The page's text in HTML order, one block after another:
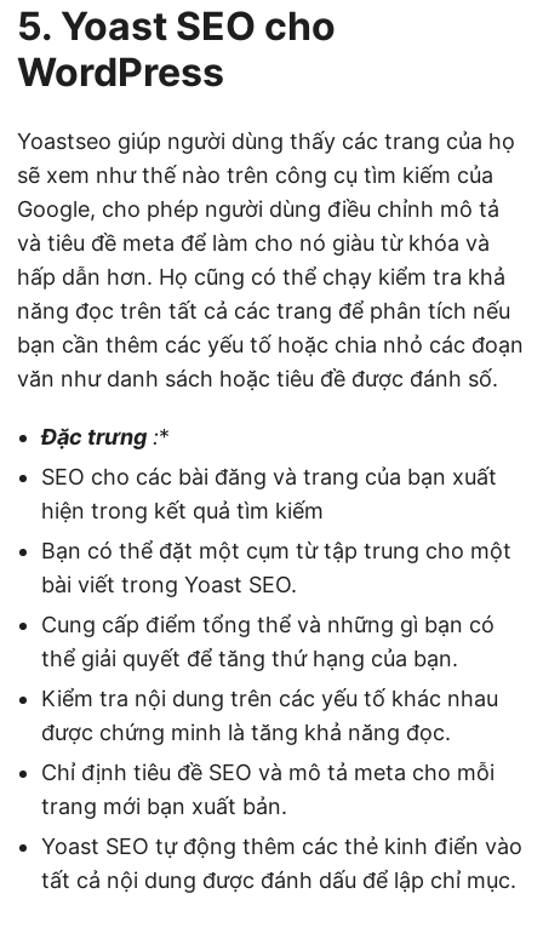
5. Yoast SEO cho
WordPress
Yoastseo giúp người dùng thấy các trang của họ
sẽ xem như thế nào trên công cụ tìm kiếm của
Google, cho phép người dùng điều chỉnh mô tả
và tiêu đề meta để làm cho nó giàu từ khóa và
hấp dẫn hơn. Họ cũng có thể chạy kiểm tra khả
năng đọc trên tất cả các trang để phân tích nếu
bạn cần thêm các yếu tố hoặc chia nhỏ các đoạn
văn như danh sách hoặc tiêu đề được đánh số.
Đặc trưng :*
SEO cho các bài đăng và trang của bạn xuất
hiện trong kết quả tìm kiếm
Bạn có thể đặt một cụm từ tập trung cho một
bài viết trong Yoast SEO.
Cung cấp điểm tổng thể và những gì bạn có
thể giải quyết để tăng thứ hạng của bạn.
Kiểm tra nội dung trên các yếu tố khác nhau
được chứng minh là tăng khả năng đọc.
Chỉ định tiêu đề SEO và mô tả meta cho mỗi
trang mới bạn xuất bản.
Yoast SEO tự động thêm các thẻ kinh điển vào
tất cả nội dung được đánh dấu để lập chỉ mục.